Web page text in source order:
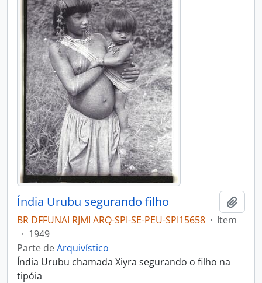
Índia Urubu segurando filho
BR DFFUNAI RJMI ARQ-SPI-SE-PEU-SPI15658 · Item
· 1949
Parte deArquivístico
Índia Urubu chamada Xiyra segurando o filho na
tipóia